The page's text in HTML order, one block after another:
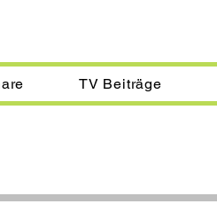
TV Beiträge